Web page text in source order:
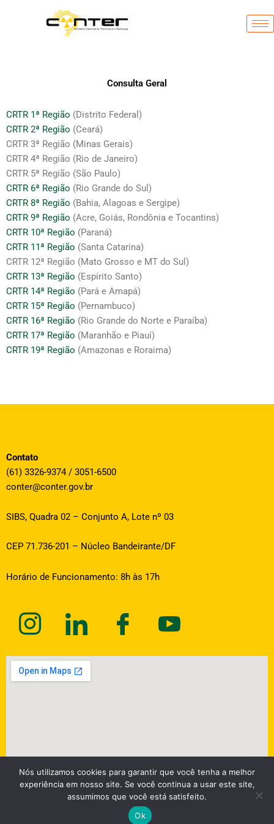
Consulta Geral
CRTR 1ª Região (Distrito Federal)
CRTR 2ª Região (Ceará)
CRTR 3ª Região (Minas Gerais)
CRTR 4ª Região (Rio de Janeiro)
CRTR 5ª Região (São Paulo)
CRTR 6ª Região (Rio Grande do Sul)
CRTR 8ª Região (Bahia, Alagoas e Sergipe)
CRTR 9ª Região (Acre, Goiás, Rondônia e Tocantins)
CRTR 10ª Região (Paraná)
CRTR 11ª Região (Santa Catarina)
CRTR 12ª Região (Mato Grosso e MT do Sul)
CRTR 13ª Região (Espírito Santo)
CRTR 14ª Região (Pará e Amapá)
CRTR 15ª Região (Pernambuco)
CRTR 16ª Região (Rio Grande do Norte e Paraíba)
CRTR 17ª Região (Maranhão e Piauí)
CRTR 19ª Região (Amazonas e Roraima)
Contato
(61) 3326-9374 / 3051-6500
conter@conter.gov.br
SIBS, Quadra 02 – Conjunto A, Lote nº 03
CEP 71.736-201 – Núcleo Bandeirante/DF
Horário de Funcionamento: 8h às 17h
Nós utilizamos cookies para garantir que você tenha a melhor
experiência em nosso site. Se você continua a usar este site,
assumimos que você está satisfeito.
Ok